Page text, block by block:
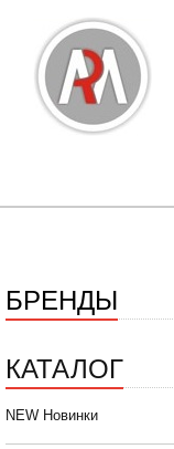
БРЕНДЫ
КАТАЛОГ
NEW Новинки